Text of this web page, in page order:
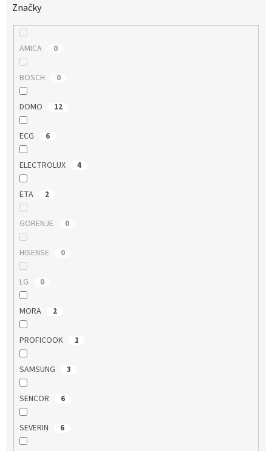
Značky
AMICA 0
BOSCH 0
DOMO 12
ECG 6
ELECTROLUX 4
ETA 2
GORENJE 0
HISENSE 0
LG 0
MORA 2
PROFICOOK 1
SAMSUNG 3
SENCOR 6
SEVERIN 6